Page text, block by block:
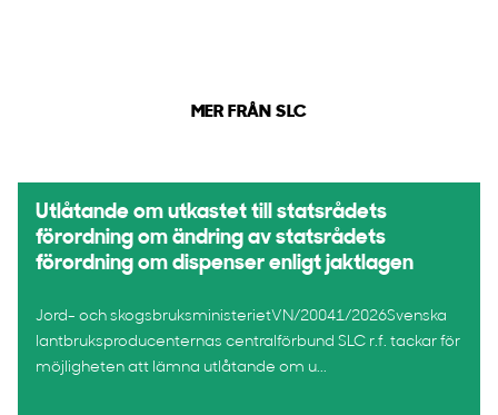
MER FRÅN SLC
Utlåtande om utkastet till statsrådets
förordning om ändring av statsrådets
förordning om dispenser enligt jaktlagen
Jord- och skogsbruksministerietVN/20041/2026Svenska
lantbruksproducenternas centralförbund SLC r.f. tackar för
möjligheten att lämna utlåtande om u...